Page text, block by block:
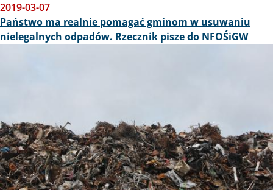
2019-03-07
Państwo ma realnie pomagać gminom w usuwaniu
nielegalnych odpadów. Rzecznik pisze do NFOŚiGW